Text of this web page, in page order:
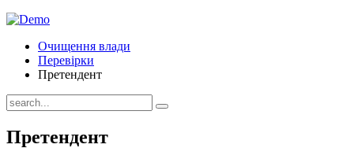
Очищення влади
Перевірки
Претендент
Претендент